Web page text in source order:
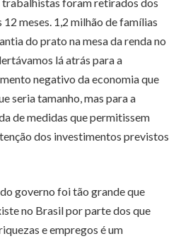
meses. 1,2 milhão de famílias
do prato na mesa da renda no
lá atrás para a
negativo da economia que
seria tamanho, mas para a
de medidas que permitissem
dos investimentos previstos
governo foi tão grande que
no Brasil por parte dos que
e empregos é um